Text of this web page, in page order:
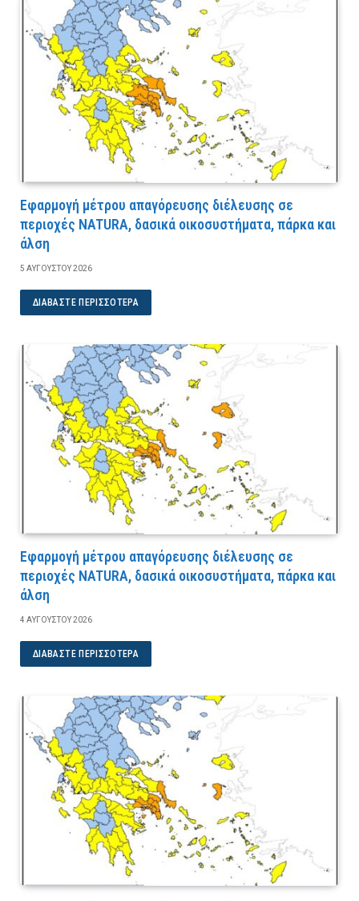
Εφαρμογή μέτρου απαγόρευσης διέλευσης σε
περιοχές NATURA, δασικά οικοσυστήματα, πάρκα και
άλση
5 ΑΥΓΟΎΣΤΟΥ 2026
ΔΙΑΒΆΣΤΕ ΠΕΡΙΣΣΌΤΕΡΑ
Εφαρμογή μέτρου απαγόρευσης διέλευσης σε
περιοχές NATURA, δασικά οικοσυστήματα, πάρκα και
άλση
4 ΑΥΓΟΎΣΤΟΥ 2026
ΔΙΑΒΆΣΤΕ ΠΕΡΙΣΣΌΤΕΡΑ